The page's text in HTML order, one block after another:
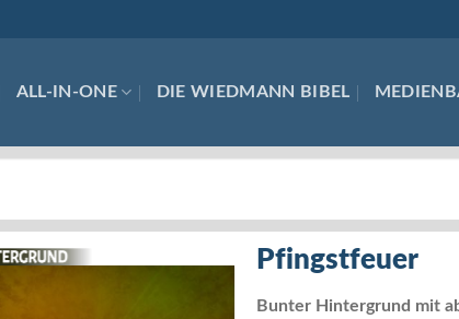
ALL-IN-ONE DIE WIEDMANN BIBEL
Pfingstfeuer
Bunter Hintergrund mit